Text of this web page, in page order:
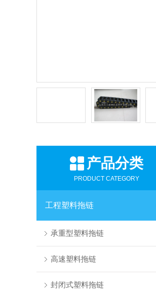
产品分类
PRODUCT CATEGORY
工程塑料拖链
承重型塑料拖链
高速塑料拖链
封闭式塑料拖链